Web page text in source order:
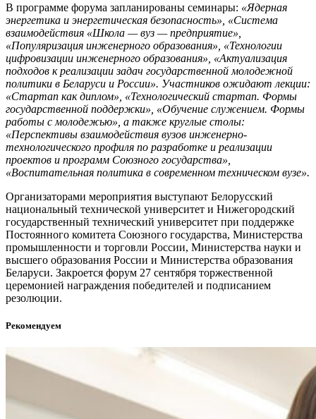
В программе форума запланированы семинары: «Ядерная
энергетика и энергетическая безопасность», «Система
взаимодействия «Школа — вуз — предприятие»,
«Популяризация инженерного образования», «Технологии
цифровизации инженерного образования», «Актуализация
подходов к реализации задач государственной молодежной
политики в Беларуси и России». Участников ожидают лекции:
«Стартап как диплом», «Технологический стартап. Формы
государственной поддержки», «Обучение служением. Формы
работы с молодежью», а также круглые столы:
«Перспективы взаимодействия вузов инженерно-
технологического профиля по разработке и реализации
проектов и программ Союзного государства»,
«Воспитательная политика в современном техническом вузе».
Организаторами мероприятия выступают Белорусский
национальный технической университет и Нижегородский
государственный технический университет при поддержке
Постоянного комитета Союзного государства, Министерства
промышленности и торговли России, Министерства науки и
высшего образования России и Министерства образования
Беларуси. Закроется форум 27 сентября торжественной
церемонией награждения победителей и подписанием
резолюции.
Рекомендуем